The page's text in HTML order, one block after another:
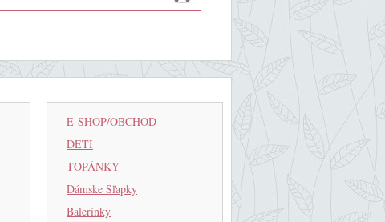
E-SHOP/OBCHOD
DETI
TOPÁNKY
Dámske Šľapky
Balerínky